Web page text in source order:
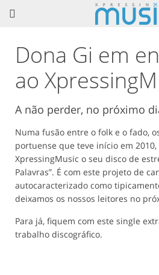
Dona Gi em
ao
A não perder, no próximo
Numa fusão entre o folk e o fado,
portuense que teve início em
XpressingMusic o seu disco de
Palavras”. É com este projeto de
autocaracterizado como
deixamos os nossos leitores no
Para já, fiquem com este single
trabalho discográfico.